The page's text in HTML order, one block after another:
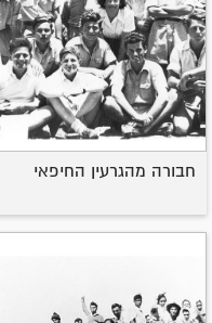
חבורה מהגרעין החיפאי